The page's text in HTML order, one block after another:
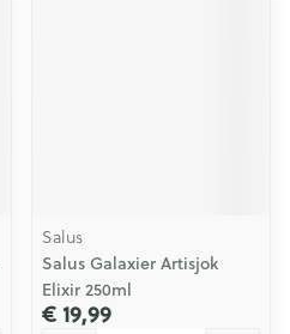
Salus
Salus Galaxier Artisjok
Elixir 250ml
€ 19,99